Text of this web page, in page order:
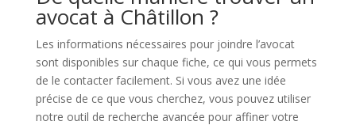
avocat à Châtillon ?
Les informations nécessaires pour joindre l’avocat
sont disponibles sur chaque fiche, ce qui vous permets
de le contacter facilement. Si vous avez une idée
précise de ce que vous cherchez, vous pouvez utiliser
notre outil de recherche avancée pour affiner votre